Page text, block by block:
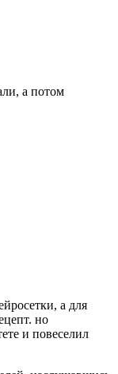
а потом
а для
но
и повеселил